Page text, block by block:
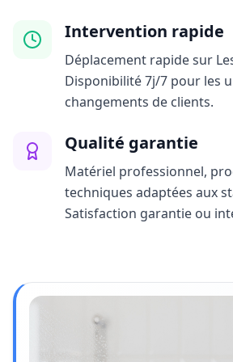
Intervention rapide
Déplacement rapide sur
Disponibilité 7j/7 pour les
changements de clients.
Qualité garantie
Matériel professionnel,
techniques adaptées aux
Satisfaction garantie ou